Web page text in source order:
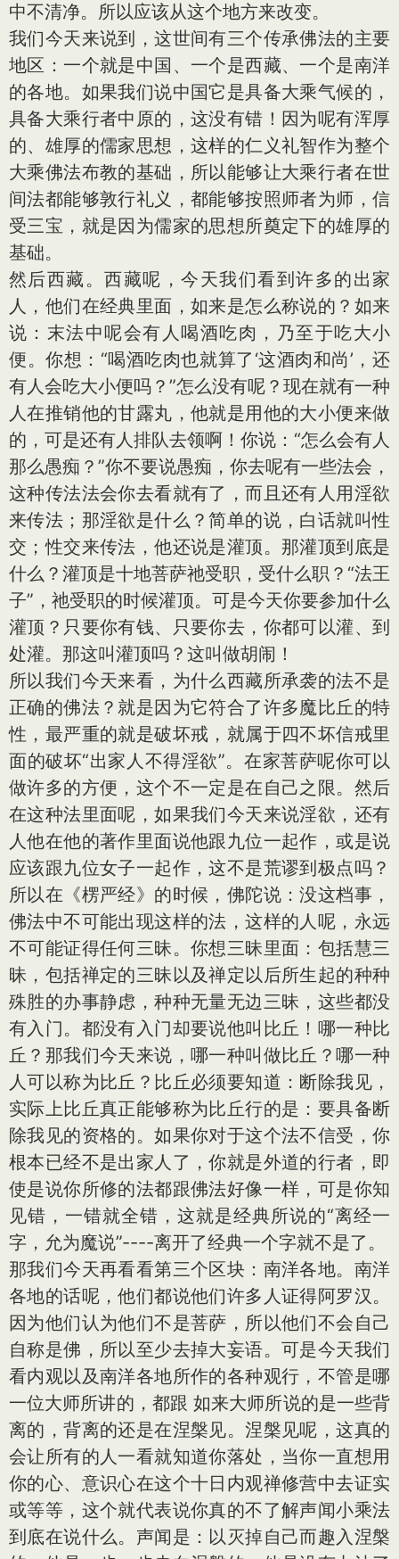
中不清净。所以应该从这个地方来改变。
我们今天来说到，这世间有三个传承佛法的主要
地区：一个就是中国、一个是西藏、一个是南洋
的各地。如果我们说中国它是具备大乘气候的，
具备大乘行者中原的，这没有错！因为呢有浑厚
的、雄厚的儒家思想，这样的仁义礼智作为整个
大乘佛法布教的基础，所以能够让大乘行者在世
间法都能够敦行礼义，都能够按照师者为师，信
受三宝，就是因为儒家的思想所奠定下的雄厚的
基础。
然后西藏。西藏呢，今天我们看到许多的出家
人，他们在经典里面，如来是怎么称说的？如来
说：末法中呢会有人喝酒吃肉，乃至于吃大小
便。你想：“喝酒吃肉也就算了‘这酒肉和尚’，还
有人会吃大小便吗？”怎么没有呢？现在就有一种
人在推销他的甘露丸，他就是用他的大小便来做
的，可是还有人排队去领啊！你说：“怎么会有人
那么愚痴？”你不要说愚痴，你去呢有一些法会，
这种传法法会你去看就有了，而且还有人用淫欲
来传法；那淫欲是什么？简单的说，白话就叫性
交；性交来传法，他还说是灌顶。那灌顶到底是
什么？灌顶是十地菩萨祂受职，受什么职？“法王
子”，祂受职的时候灌顶。可是今天你要参加什么
灌顶？只要你有钱、只要你去，你都可以灌、到
处灌。那这叫灌顶吗？这叫做胡闹！
所以我们今天来看，为什么西藏所承袭的法不是
正确的佛法？就是因为它符合了许多魔比丘的特
性，最严重的就是破坏戒，就属于四不坏信戒里
面的破坏“出家人不得淫欲”。在家菩萨呢你可以
做许多的方便，这个不一定是在自己之限。然后
在这种法里面呢，如果我们今天来说淫欲，还有
人他在他的著作里面说他跟九位一起作，或是说
应该跟九位女子一起作，这不是荒谬到极点吗？
所以在《楞严经》的时候，佛陀说：没这档事，
佛法中不可能出现这样的法，这样的人呢，永远
不可能证得任何三昧。你想三昧里面：包括慧三
昧，包括禅定的三昧以及禅定以后所生起的种种
殊胜的办事静虑，种种无量无边三昧，这些都没
有入门。都没有入门却要说他叫比丘！哪一种比
丘？那我们今天来说，哪一种叫做比丘？哪一种
人可以称为比丘？比丘必须要知道：断除我见，
实际上比丘真正能够称为比丘行的是：要具备断
除我见的资格的。如果你对于这个法不信受，你
根本已经不是出家人了，你就是外道的行者，即
使是说你所修的法都跟佛法好像一样，可是你知
见错，一错就全错，这就是经典所说的“离经一
字，允为魔说”----离开了经典一个字就不是了。
那我们今天再看看第三个区块：南洋各地。南洋
各地的话呢，他们都说他们许多人证得阿罗汉。
因为他们认为他们不是菩萨，所以他们不会自己
自称是佛，所以至少去掉大妄语。可是今天我们
看内观以及南洋各地所作的各种观行，不管是哪
一位大师所讲的，都跟 如来大师所说的是一些背
离的，背离的还是在涅槃见。涅槃见呢，这真的
会让所有的人一看就知道你落处，当你一直想用
你的心、意识心在这个十日内观禅修营中去证实
或等等，这个就代表说你真的不了解声闻小乘法
到底在说什么。声闻是：以灭掉自己而趣入涅槃